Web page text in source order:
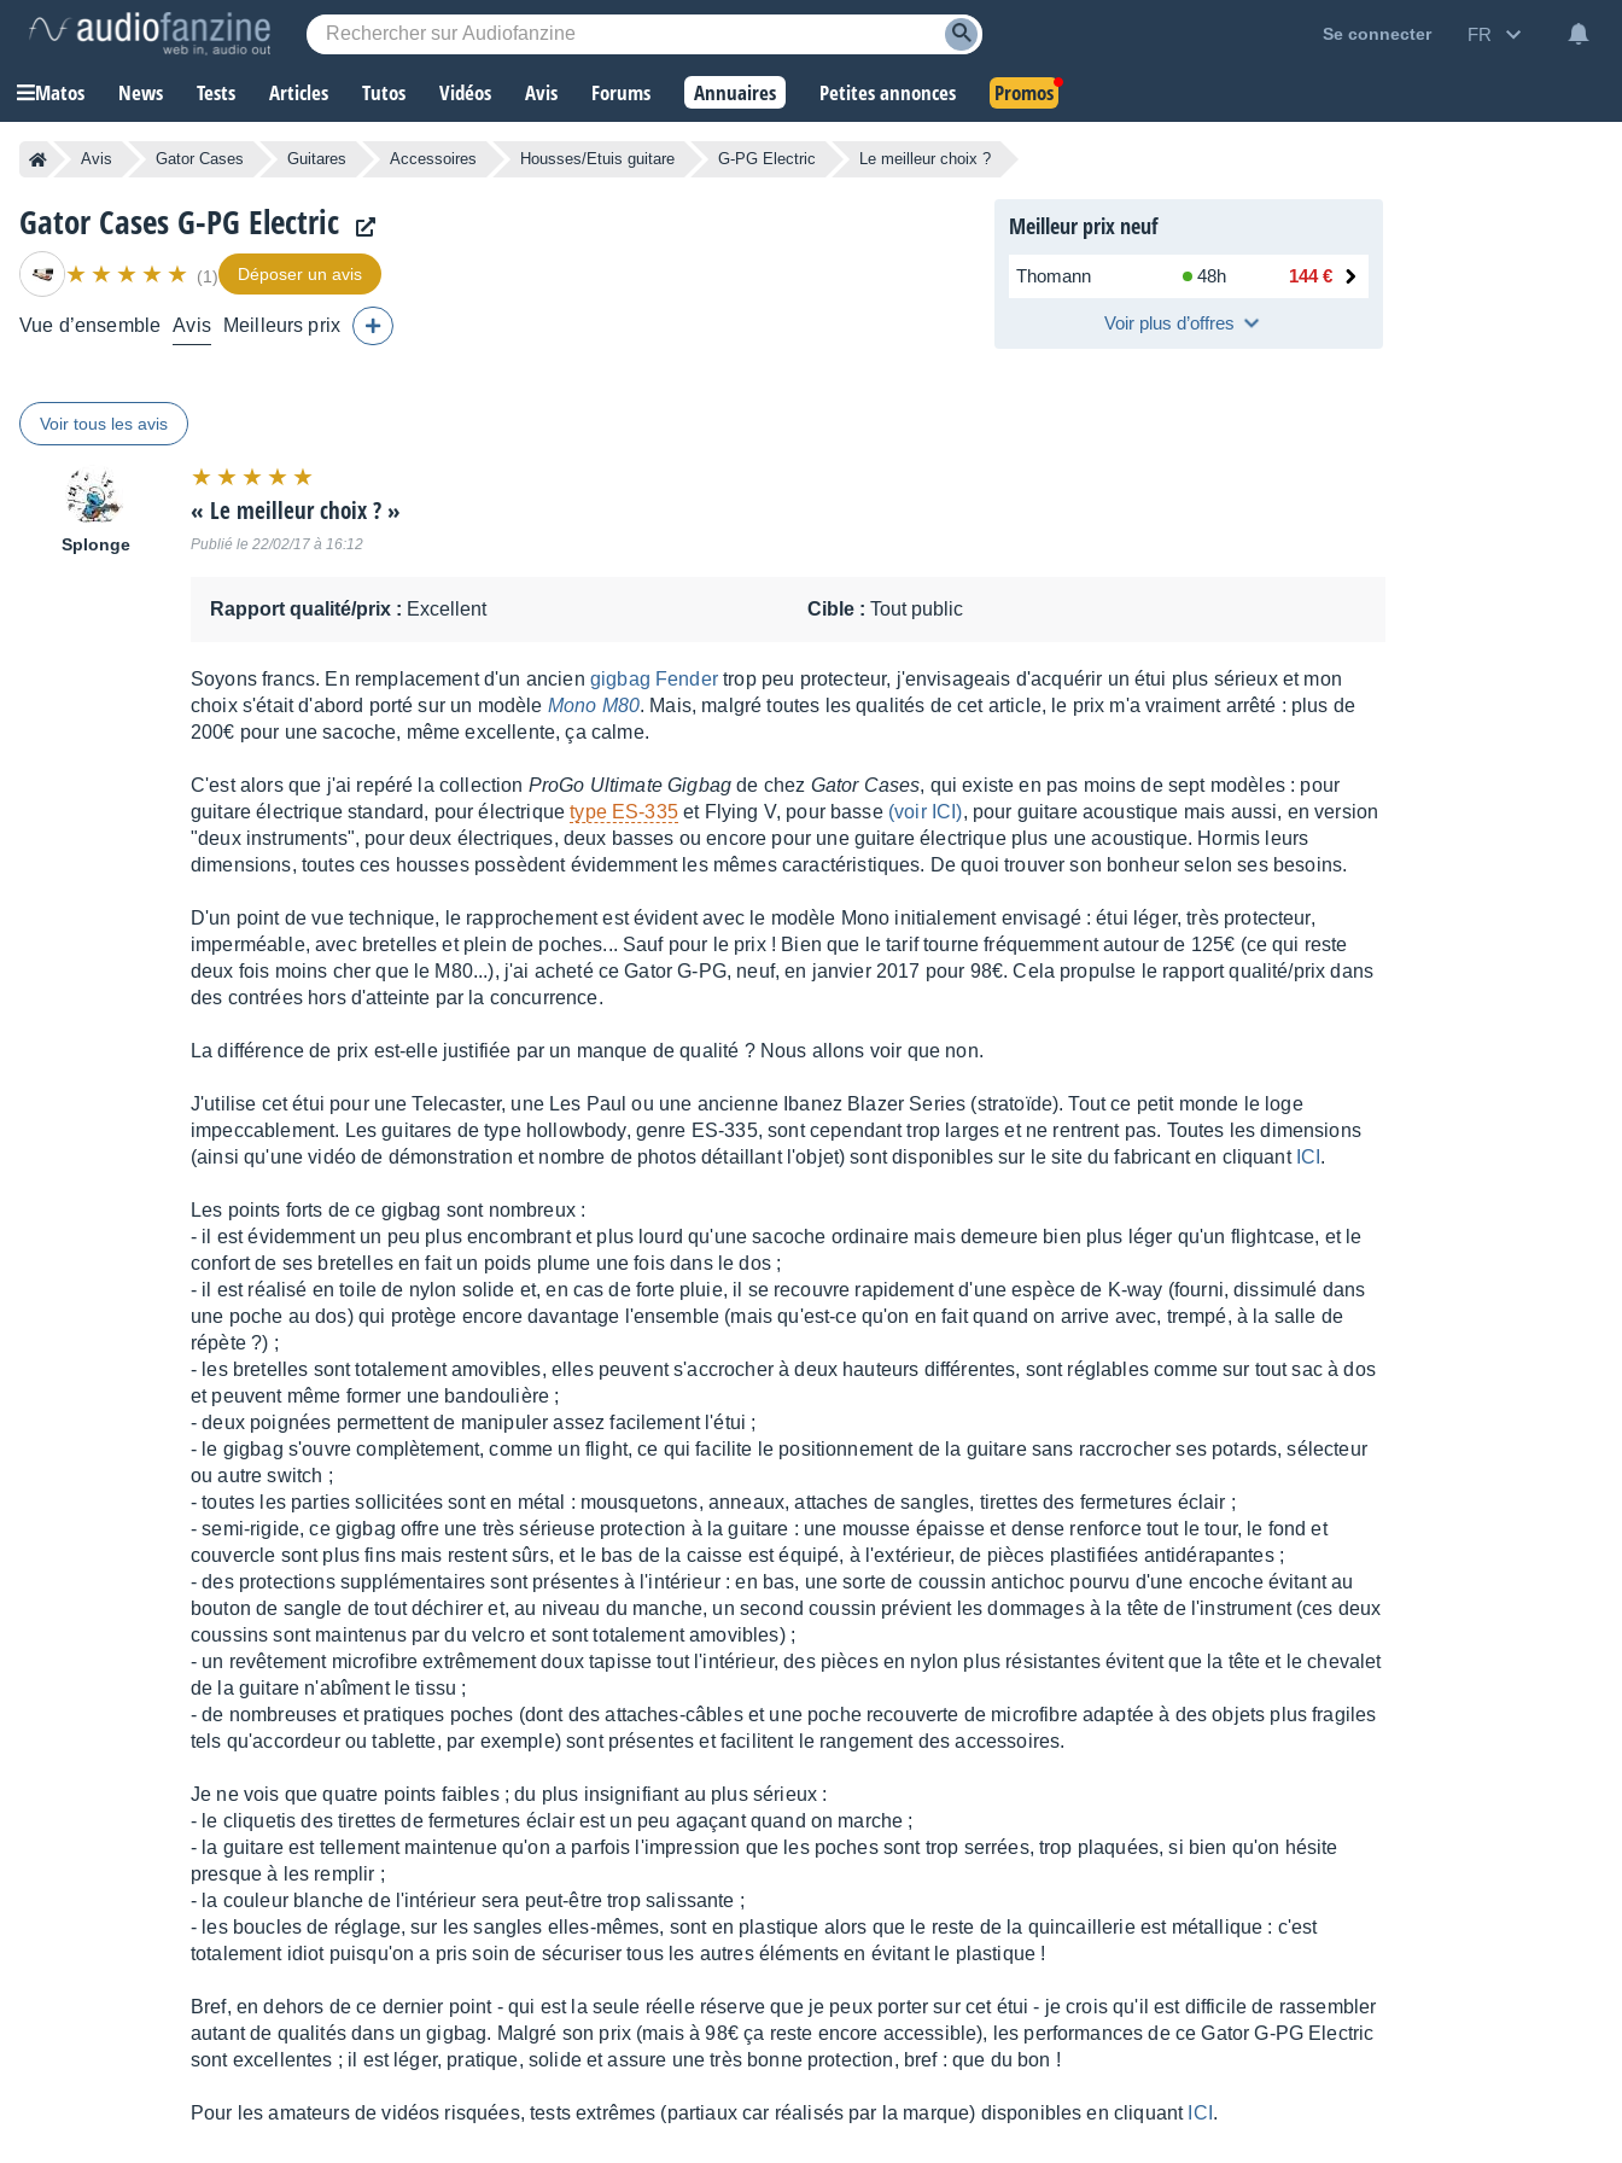
Se connecter FR
Matos News Tests Articles Tutos Vidéos Avis Forums Annuaires Petites annonces Promos
Avis Gator Cases Guitares Accessoires Housses/Etuis guitare G-PG Electric Le meilleur choix ?
Gator Cases G-PG Electric
(1) Déposer un avis
Vue d’ensemble Avis Meilleurs prix
Meilleur prix neuf
Thomann 48h 144 €
Voir plus d’offres
Voir tous les avis
Splonge
10
sur
« Le meilleur choix ? »
Publié le 22/02/17 à 16:12
Rapport qualité/prix : Excellent Cible : Tout public
Soyons francs. En remplacement d'un ancien gigbag Fendertrop peu protecteur, j'envisageais d'acquérir un étui plus sérieux et mon
choix s'était d'abord porté sur un modèle Mono M80. Mais, malgré toutes les qualités de cet article, le prix m'a vraiment arrêté : plus de
200€ pour une sacoche, même excellente, ça calme.
C'est alors que j'ai repéré la collection ProGo Ultimate Gigbag de chez Gator Cases, qui existe en pas moins de sept modèles : pour
guitare électrique standard, pour électriquetype ES-335et Flying V, pour basse (voir ICI), pour guitare acoustique mais aussi, en version
"deux instruments", pour deux électriques, deux basses ou encore pour une guitare électrique plus une acoustique. Hormis leurs
dimensions, toutes ces housses possèdent évidemment les mêmes caractéristiques. De quoi trouver son bonheur selon ses besoins.
D'un point de vue technique, le rapprochement est évident avec le modèle Mono initialement envisagé : étui léger, très protecteur,
imperméable, avec bretelles et plein de poches... Sauf pour le prix ! Bien que le tarif tourne fréquemment autour de 125€ (ce qui reste
deux fois moins cher que le M80...), j'ai acheté ce Gator G-PG, neuf, en janvier 2017 pour 98€. Cela propulse le rapport qualité/prix dans
des contrées hors d'atteinte par la concurrence.
La différence de prix est-elle justifiée par un manque de qualité ? Nous allons voir que non.
J'utilise cet étui pour une Telecaster, une Les Paul ou une ancienne Ibanez Blazer Series (stratoïde). Tout ce petit monde le loge
impeccablement. Les guitares de type hollowbody, genre ES-335, sont cependant trop larges et ne rentrent pas. Toutes les dimensions
(ainsi qu'une vidéo de démonstration et nombre de photos détaillant l'objet) sont disponibles sur le site du fabricant en cliquant ICI .
Les points forts de ce gigbag sont nombreux :
- il est évidemment un peu plus encombrant et plus lourd qu'une sacoche ordinaire mais demeure bien plus léger qu'un flightcase, et le
confort de ses bretelles en fait un poids plume une fois dans le dos ;
- il est réalisé en toile de nylon solide et, en cas de forte pluie, il se recouvre rapidement d'une espèce de K-way (fourni, dissimulé dans
une poche au dos) qui protège encore davantage l'ensemble (mais qu'est-ce qu'on en fait quand on arrive avec, trempé, à la salle de
répète ?) ;
- les bretelles sont totalement amovibles, elles peuvent s'accrocher à deux hauteurs différentes, sont réglables comme sur tout sac à dos
et peuvent même former une bandoulière ;
- deux poignées permettent de manipuler assez facilement l'étui ;
- le gigbag s'ouvre complètement, comme un flight, ce qui facilite le positionnement de la guitare sans raccrocher ses potards, sélecteur
ou autre switch ;
- toutes les parties sollicitées sont en métal : mousquetons, anneaux, attaches de sangles, tirettes des fermetures éclair ;
- semi-rigide, ce gigbag offre une très sérieuse protection à la guitare : une mousse épaisse et dense renforce tout le tour, le fond et
couvercle sont plus fins mais restent sûrs, et le bas de la caisse est équipé, à l'extérieur, de pièces plastifiées antidérapantes ;
- des protections supplémentaires sont présentes à l'intérieur : en bas, une sorte de coussin antichoc pourvu d'une encoche évitant au
bouton de sangle de tout déchirer et, au niveau du manche, un second coussin prévient les dommages à la tête de l'instrument (ces deux
coussins sont maintenus par du velcro et sont totalement amovibles) ;
- un revêtement microfibre extrêmement doux tapisse tout l'intérieur, des pièces en nylon plus résistantes évitent que la tête et le chevalet
de la guitare n'abîment le tissu ;
- de nombreuses et pratiques poches (dont des attaches-câbles et une poche recouverte de microfibre adaptée à des objets plus fragiles
tels qu'accordeur ou tablette, par exemple) sont présentes et facilitent le rangement des accessoires.
Je ne vois que quatre points faibles ; du plus insignifiant au plus sérieux :
- le cliquetis des tirettes de fermetures éclair est un peu agaçant quand on marche ;
- la guitare est tellement maintenue qu'on a parfois l'impression que les poches sont trop serrées, trop plaquées, si bien qu'on hésite
presque à les remplir ;
- la couleur blanche de l'intérieur sera peut-être trop salissante ;
- les boucles de réglage, sur les sangles elles-mêmes, sont en plastique alors que le reste de la quincaillerie est métallique : c'est
totalement idiot puisqu'on a pris soin de sécuriser tous les autres éléments en évitant le plastique !
Bref, en dehors de ce dernier point - qui est la seule réelle réserve que je peux porter sur cet étui - je crois qu'il est difficile de rassembler
autant de qualités dans un gigbag. Malgré son prix (mais à 98€ ça reste encore accessible), les performances de ce Gator G-PG Electric
sont excellentes ; il est léger, pratique, solide et assure une très bonne protection, bref : que du bon !
Pour les amateurs de vidéos risquées, tests extrêmes (partiaux car réalisés par la marque) disponibles en cliquant ICI .